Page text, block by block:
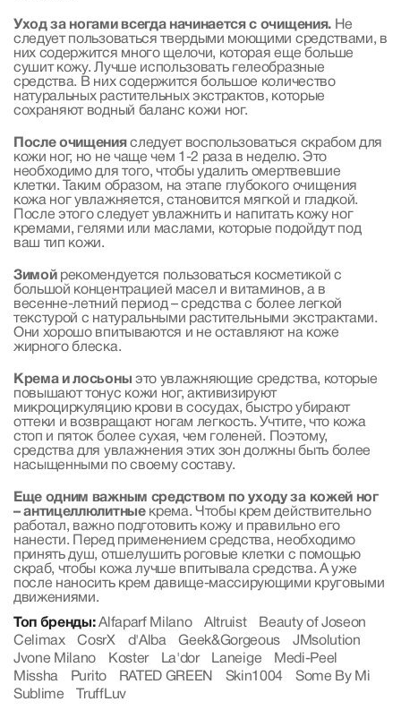
Уход за ногами всегда начинается с очищения.Не
следует пользоваться твердыми моющими средствами, в
них содержится много щелочи, которая еще больше
сушит кожу. Лучше использовать гелеобразные
средства. В них содержится большое количество
натуральных растительных экстрактов, которые
сохраняют водный баланс кожи ног.
После очищенияследует воспользоваться скрабом для
кожи ног, но не чаще чем 1-2 раза в неделю. Это
необходимо для того, чтобы удалить омертвевшие
клетки. Таким образом, на этапе глубокого очищения
кожа ног увлажняется, становится мягкой и гладкой.
После этого следует увлажнить и напитать кожу ног
кремами, гелями или маслами, которые подойдут под
ваш тип кожи.
Зимой рекомендуется пользоваться косметикой с
большой концентрацией масел и витаминов, а в
весенне-летний период – средства с более легкой
текстурой с натуральными растительными экстрактами.
Они хорошо впитываются и не оставляют на коже
жирного блеска.
Крема и лосьоны это увлажняющие средства, которые
повышают тонус кожи ног, активизируют
микроциркуляцию крови в сосудах, быстро убирают
оттеки и возвращают ногам легкость. Учтите, что кожа
стоп и пяток более сухая, чем голеней. Поэтому,
средства для увлажнения этих зон должны быть более
насыщенными по своему составу.
Еще одним важным средством по уходу за кожей ног
– антицеллюлитныекрема. Чтобы крем действительно
работал, важно подготовить кожу и правильно его
нанести. Перед применением средства, необходимо
принять душ, отшелушить роговые клетки с помощью
скраб, чтобы кожа лучше впитывала средства. А уже
после наносить крем давище-массирующими круговыми
движениями.
Топ бренды: Alfaparf Milano Altruist
Beauty of Joseon
Celimax
CosrX d'Alba Geek&Gorgeous
JMsolution
Jvone Milano
Koster La'dor Laneige
Medi-Peel
Missha
Purito RATED GREEN Skin1004
Some By Mi
Sublime
TruffLuv